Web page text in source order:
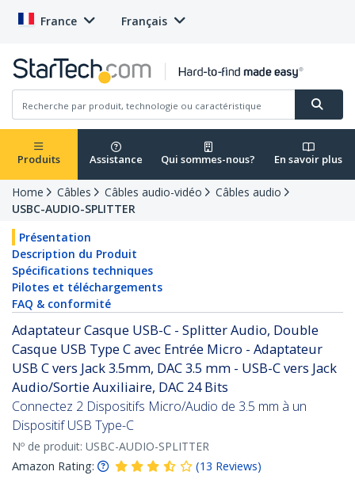
France Français
Produits Assistance Qui sommes-nous? En savoir plus
Home Câbles Câbles audio-vidéo
Câbles audio
USBC-AUDIO-SPLITTER
Présentation
Description du Produit
Spécifications techniques
Pilotes et téléchargements
FAQ & conformité
Adaptateur Casque USB-C - Splitter Audio, Double
Casque USB Type C avec Entrée Micro - Adaptateur
USB C vers Jack 3.5mm, DAC 3.5 mm - USB-C vers Jack
Audio/Sortie Auxiliaire, DAC 24 Bits
Connectez 2 Dispositifs Micro/Audio de 3.5 mm à un
Dispositif USB Type-C
Nº de produit: USBC-AUDIO-SPLITTER
Amazon Rating:
(13 Reviews)